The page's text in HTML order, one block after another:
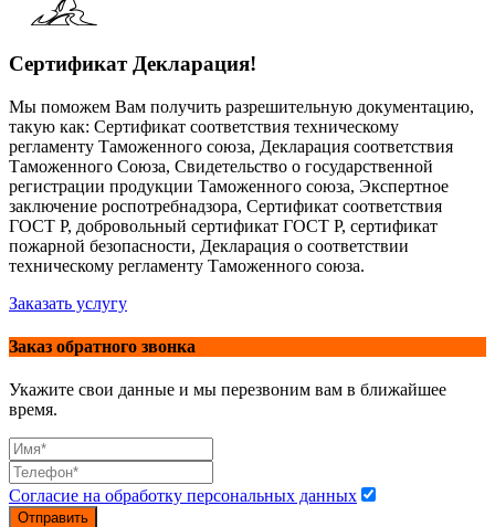
Сертификат Декларация!
Мы поможем Вам получить разрешительную документацию,
такую как: Сертификат соответствия техническому
регламенту Таможенного союза, Декларация соответствия
Таможенного Союза, Свидетельство о государственной
регистрации продукции Таможенного союза, Экспертное
заключение роспотребнадзора, Сертификат соответствия
ГОСТ Р, добровольный сертификат ГОСТ Р, сертификат
пожарной безопасности, Декларация о соответствии
техническому регламенту Таможенного союза.
Заказать услугу
Заказ обратного звонка
Укажите свои данные и мы перезвоним вам в ближайшее
время.
Согласие на обработку персональных данных
Отправить